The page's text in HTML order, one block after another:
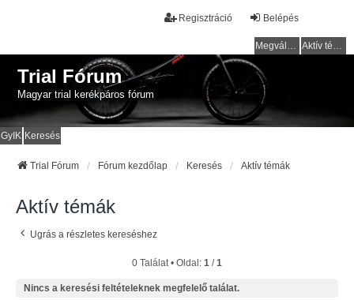
Belépés
Regisztráció
Megválaszolatlan témák Aktív témák
Trial Fórum
Magyar trial kerékpáros fórum
GyIK Keresés
Trial Fórum Fórum kezdőlap Keresés Aktív témák
Aktív témák
Ugrás a részletes kereséshez
0 Találat • Oldal: 1 /1
Nincs a keresési feltételeknek megfelelő találat.